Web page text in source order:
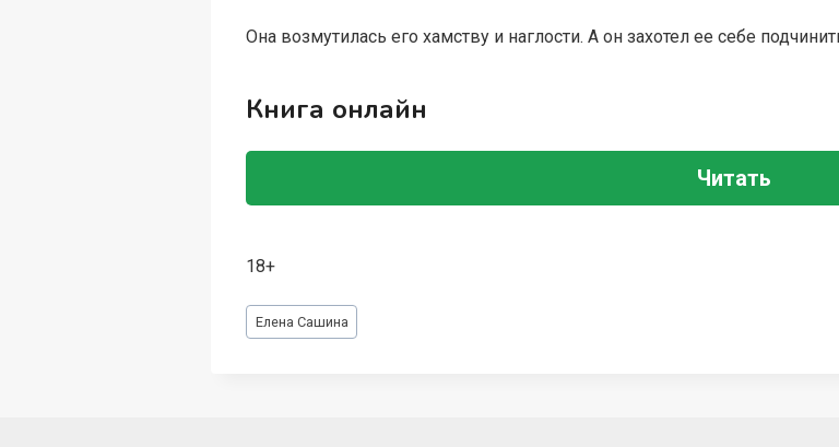
Она возмутилась его хамству и наглости. А он захотел ее себе
Книга онлайн
Читать
18+
Метки
записи:
Елена Сашина